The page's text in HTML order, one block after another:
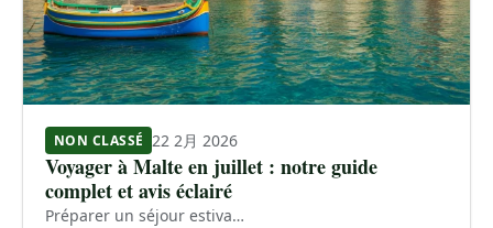
NON CLASSÉ 22 2月 2026
Voyager à Malte en juillet : notre guide
complet et avis éclairé
Préparer un séjour estiva…